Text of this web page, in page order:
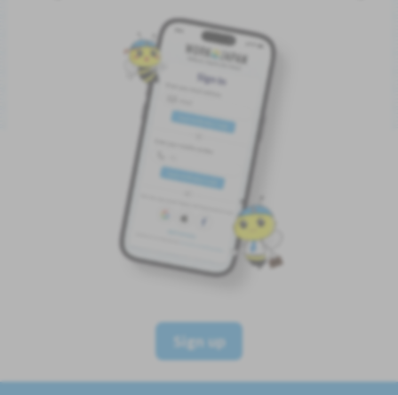
Sign up